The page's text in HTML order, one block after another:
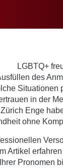
des
in der
Enge
ohne
Artikel
Pronomen